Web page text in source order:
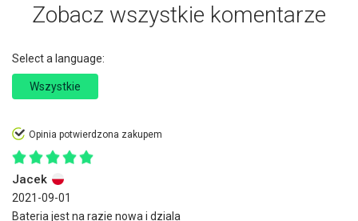
Zobacz wszystkie komentarze
Select a language:
Wszystkie
Opinia potwierdzona zakupem
Jacek
2021-09-01
Bateria jest na razie nowa i dziala